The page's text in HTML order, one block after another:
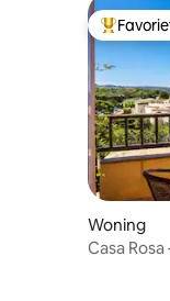
Woning
Casa